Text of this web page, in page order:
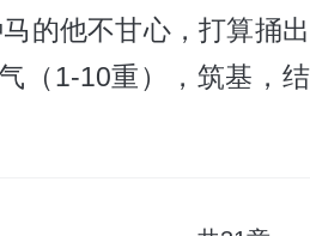
的他不甘心，打算捅出
（1-10重），筑基，结